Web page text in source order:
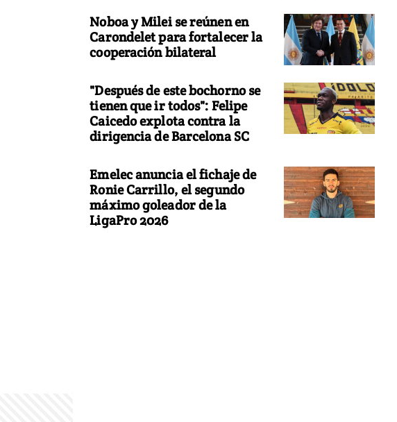
Noboa y Milei se reúnen en
Carondelet para fortalecer la
cooperación bilateral
"Después de este bochorno se
tienen que ir todos": Felipe
Caicedo explota contra la
dirigencia de Barcelona SC
Emelec anuncia el fichaje de
Ronie Carrillo, el segundo
máximo goleador de la
LigaPro 2026